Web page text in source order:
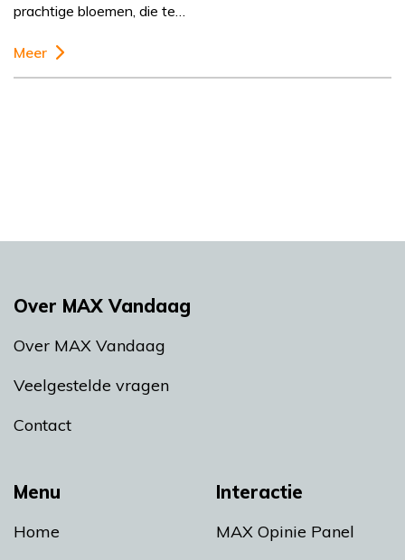
prachtige bloemen, die te…
Meer
Menu
Home
Interactie
MAX Opinie Panel
Over MAX Vandaag
Over MAX Vandaag
Veelgestelde vragen
Contact